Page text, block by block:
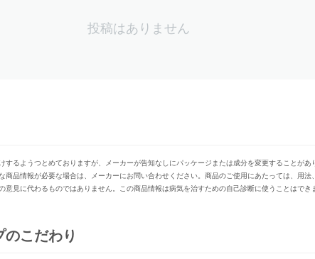
投稿はありません
するようつとめておりますが、メーカーが告知なしにパッケージまたは成分を変更することが
商品情報が必要な場合は、メーカーにお問い合わせください。商品のご使用にあたっては、用
見に代わるものではありません。この商品情報は病気を治すための自己診断に使うことはで
こだわり